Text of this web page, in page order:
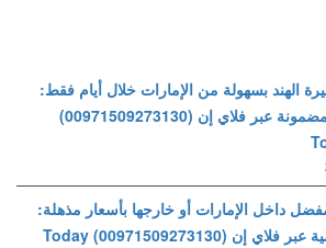
الهند بسهولة من الإمارات خلال أيام فقط:
خدمة سريعة ومضمونة عبر فلاي إن (00971509273130)
داخل الإمارات أو خارجها بأسعار مذهلة:
خدمة حجز عالمية عبر فلاي إن (00971509273130) Today